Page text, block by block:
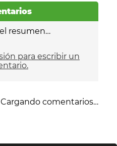
resumen…
para escribir un
Cargando comentarios…